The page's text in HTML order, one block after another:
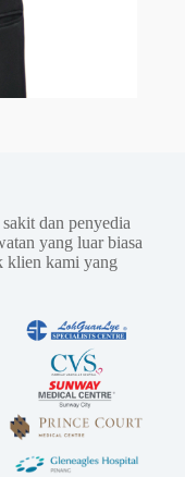
dan penyedia
yang luar biasa
klien kami yang